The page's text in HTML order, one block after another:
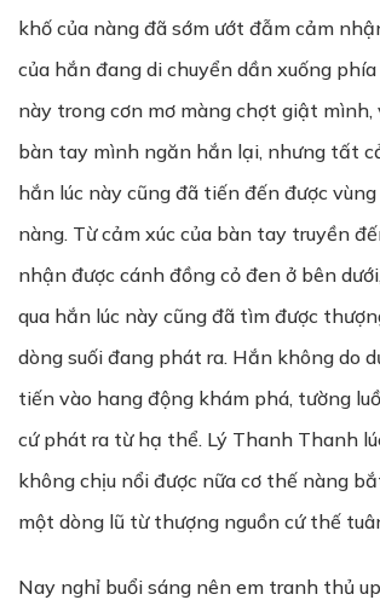
khố của nàng đã sớm ướt đẫm cảm
của hắn đang di chuyển dần xuống phía
này trong cơn mơ màng chợt giật mình,
bàn tay mình ngăn hắn lại, nhưng tất
hắn lúc này cũng đã tiến đến được
nàng. Từ cảm xúc của bàn tay truyền
nhận được cánh đồng cỏ đen ở bên
qua hắn lúc này cũng đã tìm được
dòng suối đang phát ra. Hắn không do
tiến vào hang động khám phá, tường
cứ phát ra từ hạ thể. Lý Thanh Thanh
không chịu nổi được nữa cơ thế nàng
một dòng lũ từ thượng nguồn cứ thế
Nay nghỉ buổi sáng nên em tranh thủ